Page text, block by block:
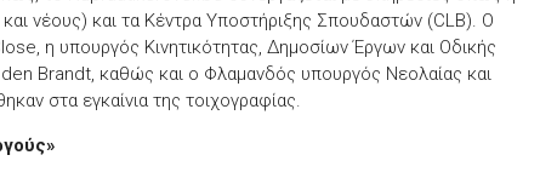
και νέους) και τα Κέντρα Υποστήριξης Σπουδαστών (CLB). Ο
η υπουργός Κινητικότητας, Δημοσίων Έργων και Οδικής
Brandt, καθώς και ο Φλαμανδός υπουργός Νεολαίας και
στα εγκαίνια της τοιχογραφίας.